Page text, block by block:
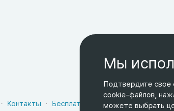
Контакты Бесплатная доставка
Оферта
Мы
Подтвердите свое
cookie-файлов,
можете выбрать